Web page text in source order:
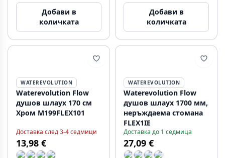
Добави в
количката
Добави в
количката
WATEREVOLUTION
Waterevolution Flow
душов шлаух 170 см
Хром M199FLEX101
Доставка след 3-4 седмици
13,98 €
WATEREVOLUTION
Waterevolution Flow
душов шлаух 1700 мм,
неръждаема стомана
FLEX1IE
Доставка до 1 седмица
27,09 €